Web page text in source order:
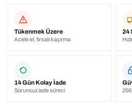
Tükenmek Üzere
Acele et, fırsatı kaçırma
24
14 Gün Kolay İade
Sorunsuz iade süreci 256